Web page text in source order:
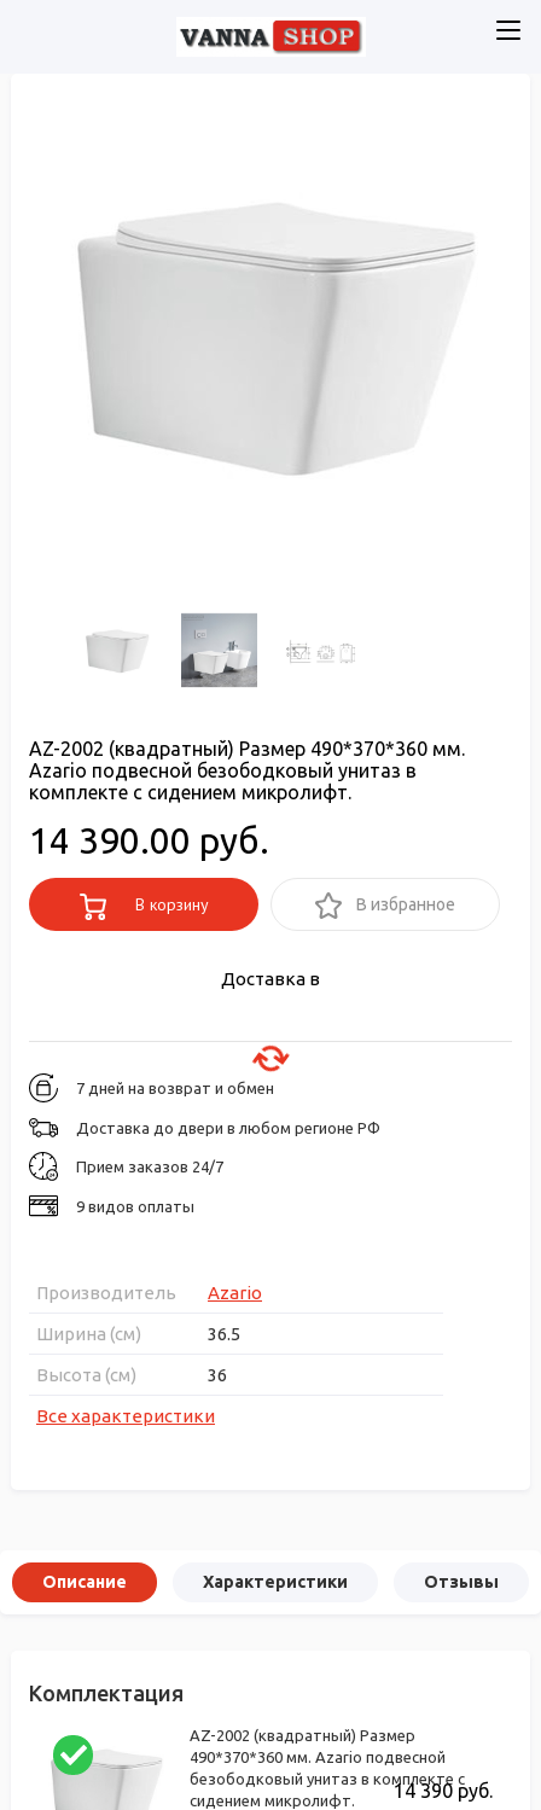
AZ-2002 (квадратный) Размер 490*370*360 мм.
Azario подвесной безободковый унитаз в
комплекте с сидением микролифт.
14 390.00 руб.
В корзину В избранное
Доставка в
7 дней на возврат и обмен
Доставка до двери в любом регионе РФ
Прием заказов 24/7
9 видов оплаты
Производитель
Azario
Ширина (см)
36.5
Высота (см)
36
Все характеристики
Описание Характеристики Отзывы
Комплектация
AZ-2002 (квадратный) Размер
490*370*360 мм. Azario подвесной
безободковый унитаз в комплекте с
сидением микролифт.
14 390 руб.